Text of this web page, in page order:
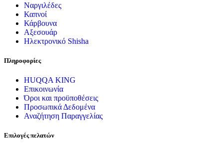
Ναργιλέδες
Καπνοί
Κάρβουνα
Αξεσουάρ
Ηλεκτρονικό Shisha
Πληροφορίες
HUQQA KING
Επικοινωνία
Όροι και προϋποθέσεις
Προσωπικά Δεδομένα
Αναζήτηση Παραγγελίας
Επιλογές πελατών